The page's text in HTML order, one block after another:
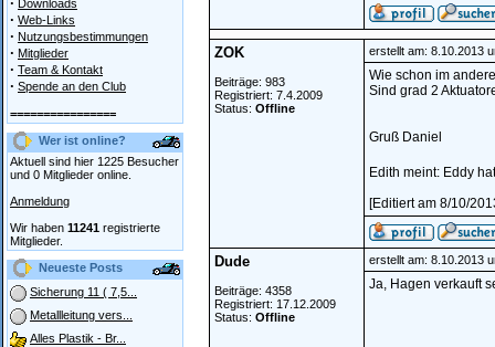
Downloads
· Web-Links
· Nutzungsbestimmungen
· Mitglieder
· Team & Kontakt
· Spende an den Club
================
Wer ist online?
Aktuell sind hier 1225 Besucher
und 0 Mitglieder online.
Anmeldung
Wir haben 11241 registrierte
Mitglieder.
Neueste Posts
Sicherung 11 ( 7,5...
Metallleitung vers...
Alles Plastik - Br...
ZOK
Beiträge: 983
Registriert: 7.4.2009
Status: Offline
erstellt am: 8.10.2013
Wie schon im
Sind grad 2
Gruß Daniel
Edith meint: Eddy
[Editiert am 8/10/
Dude
Beiträge: 4358
Registriert: 17.12.2009
Status: Offline
erstellt am: 8.10.2013
Ja, Hagen verkauft